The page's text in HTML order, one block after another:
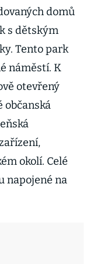
domů
s dětským
Tento park
náměstí. K
otevřený
občanská
okolí. Celé
napojené na